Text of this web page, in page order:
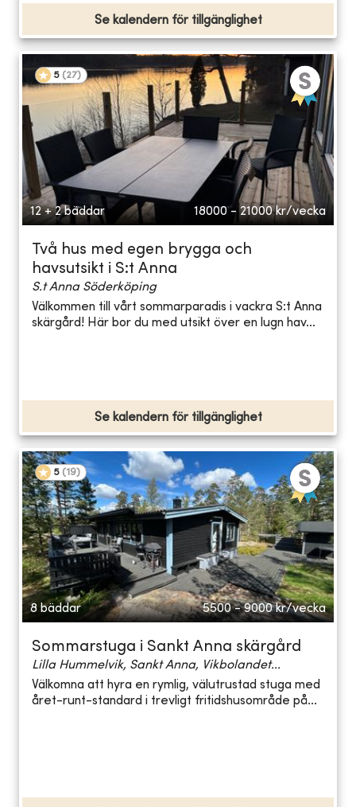
Se kalendern för tillgänglighet
5 (27)
12 + 2 bäddar 18000 - 21000 kr/vecka
Två hus med egen brygga och
havsutsikt i S:t Anna
S.t Anna Söderköping
Välkommen till vårt sommarparadis i vackra S:t Anna
skärgård! Här bor du med utsikt över en lugn hav...
Se kalendern för tillgänglighet
5 (19)
8 bäddar 5500 - 9000 kr/vecka
Sommarstuga i Sankt Anna skärgård
Lilla Hummelvik, Sankt Anna, Vikbolandet...
Välkomna att hyra en rymlig, välutrustad stuga med
året-runt-standard i trevligt fritidshusområde på...